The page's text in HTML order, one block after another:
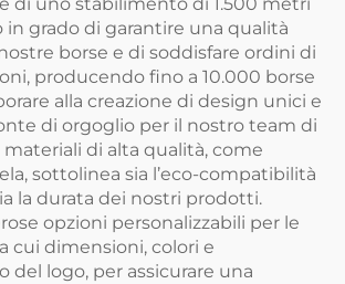
in grado di garantire una qualità
borse e di soddisfare ordini di
producendo fino a 10.000 borse
alla creazione di design unici e
di orgoglio per il nostro team di
materiali di alta qualità, come
sottolinea sia l’eco-compatibilità
la durata dei nostri prodotti.
opzioni personalizzabili per le
cui dimensioni, colori e
del logo, per assicurare una